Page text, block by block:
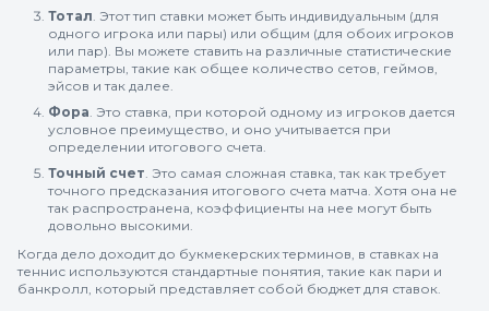
Тотал. Этот тип ставки может быть индивидуальным (для
одного игрока или пары) или общим (для обоих игроков
или пар). Вы можете ставить на различные статистические
параметры, такие как общее количество сетов, геймов,
эйсов и так далее.
Фора. Это ставка, при которой одному из игроков дается
условное преимущество, и оно учитывается при
определении итогового счета.
Точный счет. Это самая сложная ставка, так как требует
точного предсказания итогового счета матча. Хотя она не
так распространена, коэффициенты на нее могут быть
довольно высокими.
Когда дело доходит до букмекерских терминов, в ставках на
теннис используются стандартные понятия, такие как пари и
банкролл, который представляет собой бюджет для ставок.